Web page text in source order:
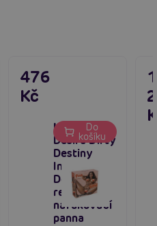
Hidden
Desire Dirty
Destiny
Inflatable
Doll,
realistická
nafukovací
panna
476
Kč
Do
košíku
1